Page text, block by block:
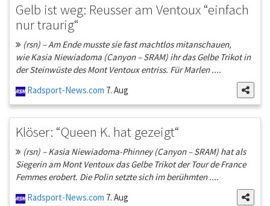
Gelb ist weg: Reusser am Ventoux “einfach
nur traurig“
(rsn) – Am Ende musste sie fast machtlos mitanschauen,
wie Kasia Niewiadoma (Canyon – SRAM) ihr das Gelbe Trikot in
der Steinwüste des Mont Ventoux entriss. Für Marlen ....
Radsport-News.com 7. Aug
Klöser: “Queen K. hat gezeigt“
(rsn) – Kasia Niewiadoma-Phinney (Canyon – SRAM) hat als
Siegerin am Mont Ventoux das Gelbe Trikot der Tour de France
Femmes erobert. Die Polin setzte sich im berühmten ....
Radsport-News.com 7. Aug